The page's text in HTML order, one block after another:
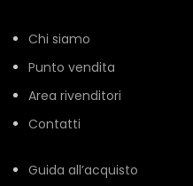
Chi siamo
Punto vendita
Area rivenditori
Contatti
Guida all’acquisto